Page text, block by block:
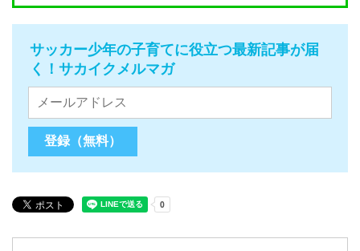
サッカー少年の子育てに役立つ最新記事が届
く！サカイクメルマガ